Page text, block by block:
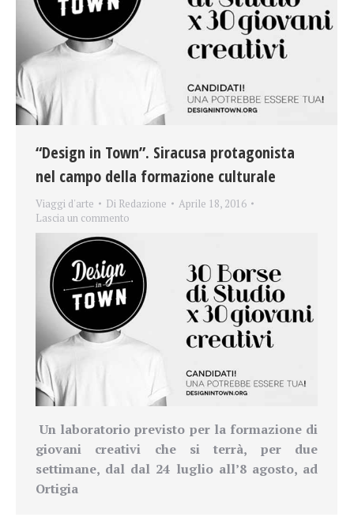
“Design in Town”. Siracusa protagonista
nel campo della formazione culturale
Viaggi d'arte Di Redazione
Aprile 18, 2016
Lascia un commento
Un laboratorio previsto per la formazione di
giovani creativi che si terrà, per due
settimane, dal dal 24 luglio all’8 agosto, ad
Ortigia